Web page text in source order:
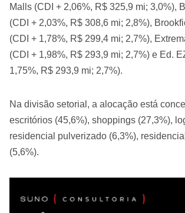
Malls (CDI + 2,06%, R$ 325,9 mi; 3,0%),
(CDI + 2,03%, R$ 308,6 mi; 2,8%),
(CDI + 1,78%, R$ 299,4 mi; 2,7%),
(CDI + 1,98%, R$ 293,9 mi; 2,7%) e Ed.
1,75%, R$ 293,9 mi; 2,7%).
Na divisão setorial, a alocação está
escritórios (45,6%), shoppings (27,3%),
residencial pulverizado (6,3%),
(5,6%).